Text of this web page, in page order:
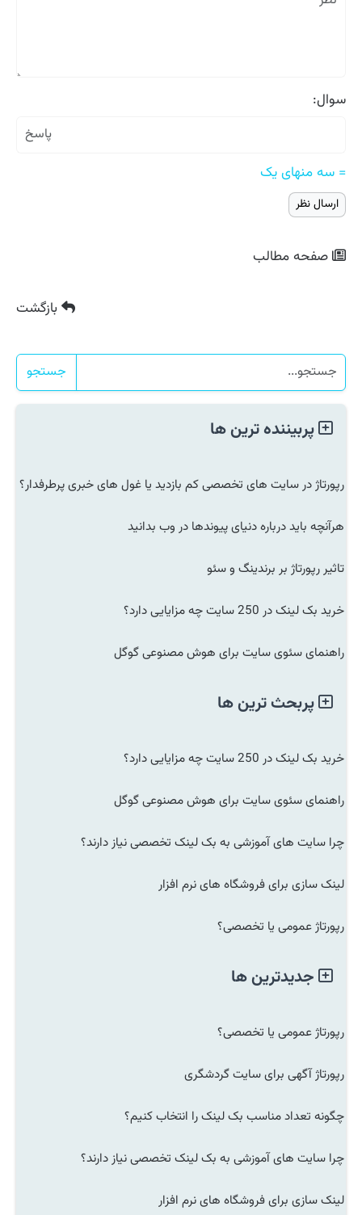
سوال:
= سه منهای یک
صفحه مطالب
بازگشت
جستجو
پربیننده ترین ها
رپورتاژ در سایت های تخصصی کم بازدید یا غول های خبری پرطرفدار؟
هرآنچه باید درباره دنیای پیوندها در وب بدانید
تاثیر رپورتاژ بر برندینگ و سئو
خرید بک لینک در 250 سایت چه مزایایی دارد؟
راهنمای سئوی سایت برای هوش مصنوعی گوگل
پربحث ترین ها
خرید بک لینک در 250 سایت چه مزایایی دارد؟
راهنمای سئوی سایت برای هوش مصنوعی گوگل
چرا سایت های آموزشی به بک لینک تخصصی نیاز دارند؟
لینک سازی برای فروشگاه های نرم افزار
رپورتاژ عمومی یا تخصصی؟
جدیدترین ها
رپورتاژ عمومی یا تخصصی؟
رپورتاژ آگهی برای سایت گردشگری
چگونه تعداد مناسب بک لینک را انتخاب کنیم؟
چرا سایت های آموزشی به بک لینک تخصصی نیاز دارند؟
لینک سازی برای فروشگاه های نرم افزار